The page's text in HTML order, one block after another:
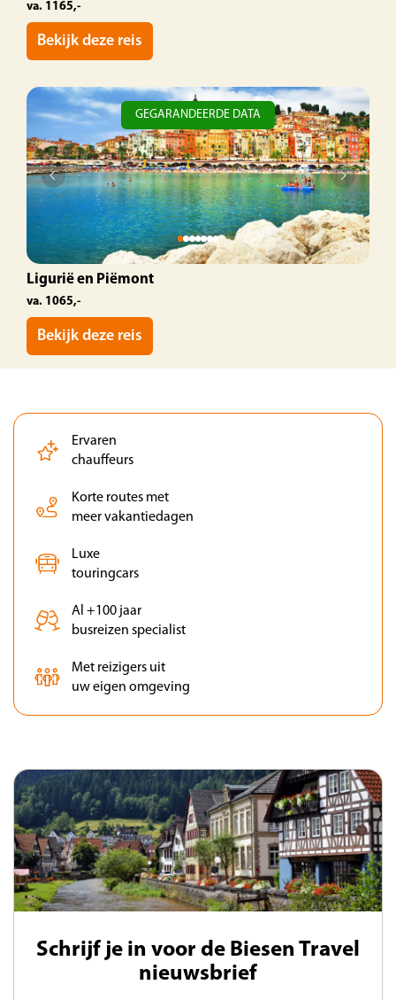
va. 1165,-
Bekijk deze reis
GEGARANDEERDE DATA
Ligurië en Piëmont
va. 1065,-
Bekijk deze reis
Ervaren
chauffeurs
Korte routes met
meer vakantiedagen
Luxe
touringcars
Al +100 jaar
busreizen specialist
Met reizigers uit
uw eigen omgeving
Schrijf je in voor de Biesen Travel
nieuwsbrief